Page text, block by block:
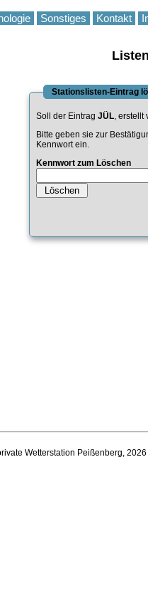
Sonstiges Kontakt
Stationslisten-Eintrag
Soll der Eintrag JÜL, erstellt
Bitte geben sie zur
Kennwort ein.
Kennwort zum Löschen
Wetterstation Peißenberg,